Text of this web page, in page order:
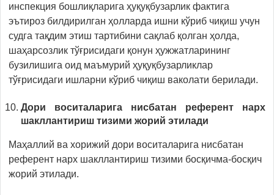
инспекция бошлиқларига ҳуқуқбузарлик фактига
эътироз билдирилган ҳолларда ишни кўриб чиқиш учун
судга тақдим этиш тартибини сақлаб қолган ҳолда,
шаҳарсозлик тўғрисидаги қонун ҳужжатларининг
бузилишига оид маъмурий ҳуқуқбузарликлар
тўғрисидаги ишларни кўриб чиқиш ваколати берилади.
Дори воситаларига нисбатан референт нарх
шакллантириш тизими жорий этилади
Маҳаллий ва хорижий дори воситаларига нисбатан
референт нарх шакллантириш тизими босқичма-босқич
жорий этилади.